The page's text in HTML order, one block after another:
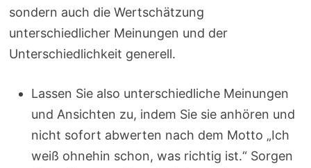
sondern auch die Wertschätzung
unterschiedlicher Meinungen und der
Unterschiedlichkeit generell.
Lassen Sie also unterschiedliche Meinungen
und Ansichten zu, indem Sie sie anhören und
nicht sofort abwerten nach dem Motto „Ich
weiß ohnehin schon, was richtig ist.“ Sorgen